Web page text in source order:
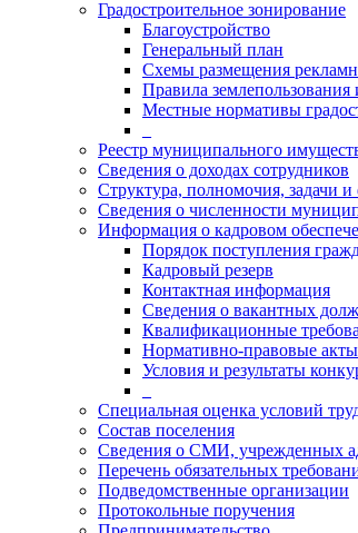
Градостроительное зонирование
Благоустройство
Генеральный план
Схемы размещения
Правила землепользования
Местные нормативы
Реестр муниципального
Сведения о доходах сотрудников
Структура, полномочия, задачи
Сведения о численности
Информация о кадровом
Порядок поступления
Кадровый резерв
Контактная информация
Сведения о вакантных
Квалификационные
Нормативно-правовые акты
Условия и результаты
Специальная оценка условий
Состав поселения
Сведения о СМИ, учрежденных
Перечень обязательных
Подведомственные организации
Протокольные поручения